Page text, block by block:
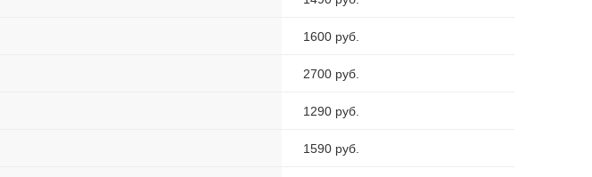
1600 руб.
2700 руб.
1290 руб.
1590 руб.